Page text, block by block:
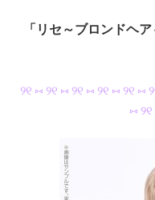
「リセ～ブロンドヘ
୨୧ ⑅ ୨୧ ⑅ ୨୧ ⑅ ୨୧ ⑅ ୨୧ ⑅
⑅ ୨୧